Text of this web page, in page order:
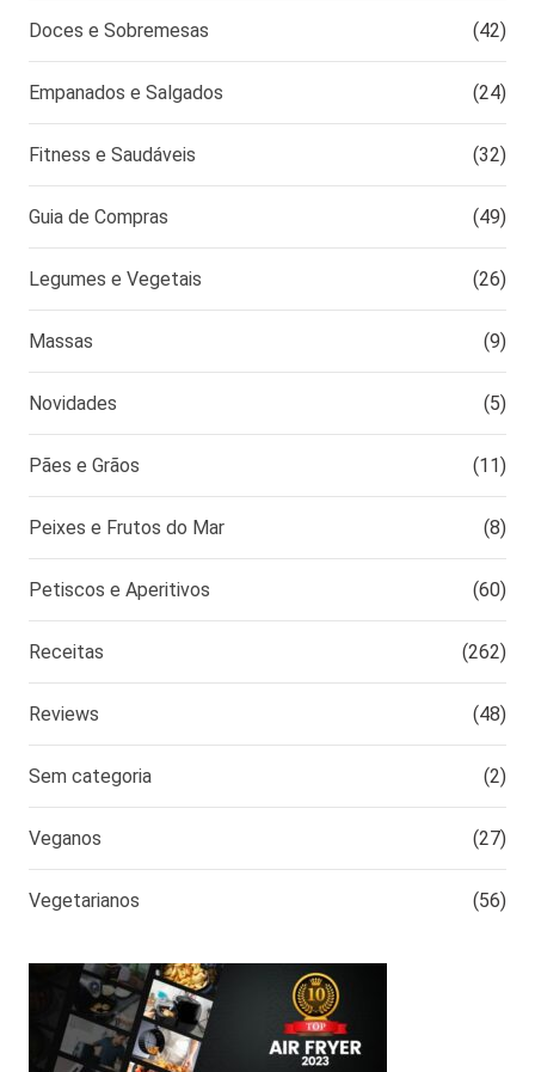
Doces e Sobremesas (42)
Empanados e Salgados (24)
Fitness e Saudáveis (32)
Guia de Compras (49)
Legumes e Vegetais (26)
Massas (9)
Novidades (5)
Pães e Grãos (11)
Peixes e Frutos do Mar (8)
Petiscos e Aperitivos (60)
Receitas (262)
Reviews (48)
Sem categoria (2)
Veganos (27)
Vegetarianos (56)